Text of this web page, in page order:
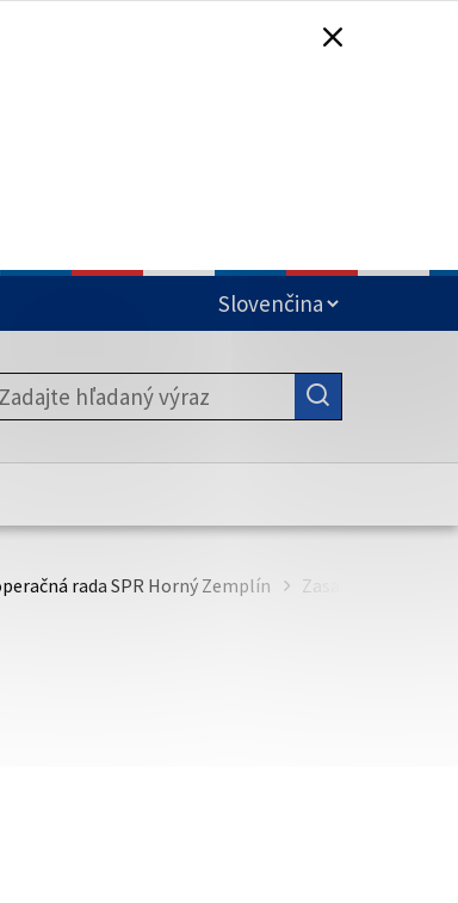
stránka vždy začína
sídla.
OTVORÍ NA NOVEJ KARTE
SA OTVORÍ NA NOVEJ KARTE
SA OTVORÍ NA NOVEJ KARTE
rada SPR Horný Zemplín Zasadnutia KR